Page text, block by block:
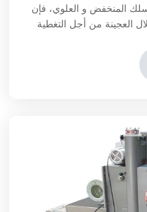
المنخفض و العلوي، فإن
العجينة من أجل التغطية
بالعجينة.